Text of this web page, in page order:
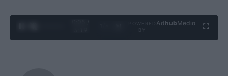
Ad hubMedia